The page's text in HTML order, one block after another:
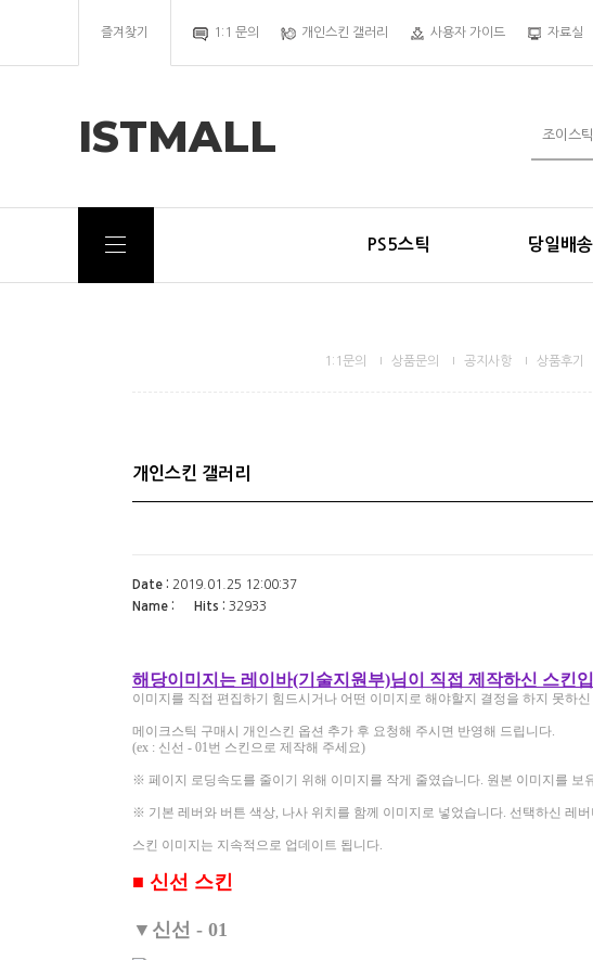
즐겨찾기 1:1 문의 개인스킨 갤러리 사용자 가이드 자료실
ISTMALL
PS5스틱 당일배송
1:1문의 상품문의 공지사항 상품후기
개인스킨 갤러리
Date : 2019.01.25 12:00:37
Name :
Hits : 32933
해당이미지는 레이바(기술지원부)님이 직접 제작하신 스킨
이미지를 직접 편집하기 힘드시거나 어떤 이미지로 해야할지 결정을 하지 못하신
메이크스틱 구매시 개인스킨 옵션 추가 후 요청해 주시면 반영해 드립니다.
(ex : 신선 - 01번 스킨으로 제작해 주세요)
※ 페이지 로딩속도를 줄이기 위해 이미지를 작게 줄였습니다. 원본 이미지를
※ 기본 레버와 버튼 색상, 나사 위치를 함께 이미지로 넣었습니다. 선택하신 레
스킨 이미지는 지속적으로 업데이트 됩니다.
■ 신선 스킨
▼신선 - 01